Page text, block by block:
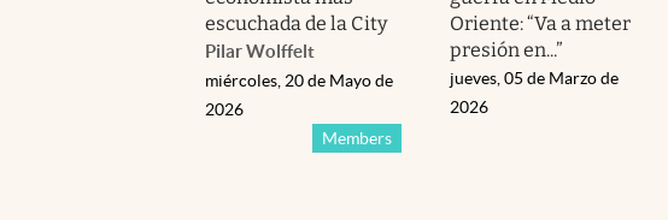
escuchada de la City
Pilar Wolffelt
Members
miércoles, 20 de Mayo de
2026
Oriente: “Va a meter
presión en...”
jueves, 05 de Marzo de
2026